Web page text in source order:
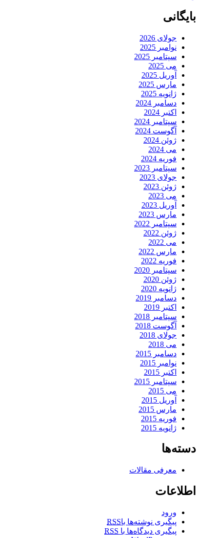
بایگانی
جولای 2026
نوامبر 2025
سپتامبر 2025
می 2025
آوریل 2025
مارس 2025
ژانویه 2025
دسامبر 2024
اکتبر 2024
سپتامبر 2024
آگوست 2024
ژوئن 2024
می 2024
فوریه 2024
سپتامبر 2023
جولای 2023
ژوئن 2023
می 2023
آوریل 2023
مارس 2023
سپتامبر 2022
ژوئن 2022
می 2022
مارس 2022
فوریه 2022
سپتامبر 2020
ژوئن 2020
ژانویه 2020
دسامبر 2019
اکتبر 2019
سپتامبر 2018
آگوست 2018
جولای 2018
می 2018
دسامبر 2015
نوامبر 2015
اکتبر 2015
سپتامبر 2015
می 2015
آوریل 2015
مارس 2015
فوریه 2015
ژانویه 2015
دسته‌ها
معرفی مقالات
اطلاعات
ورود
پیگیری نوشته‌ها باRSS
پیگیری دیدگاه‌ها با RSS